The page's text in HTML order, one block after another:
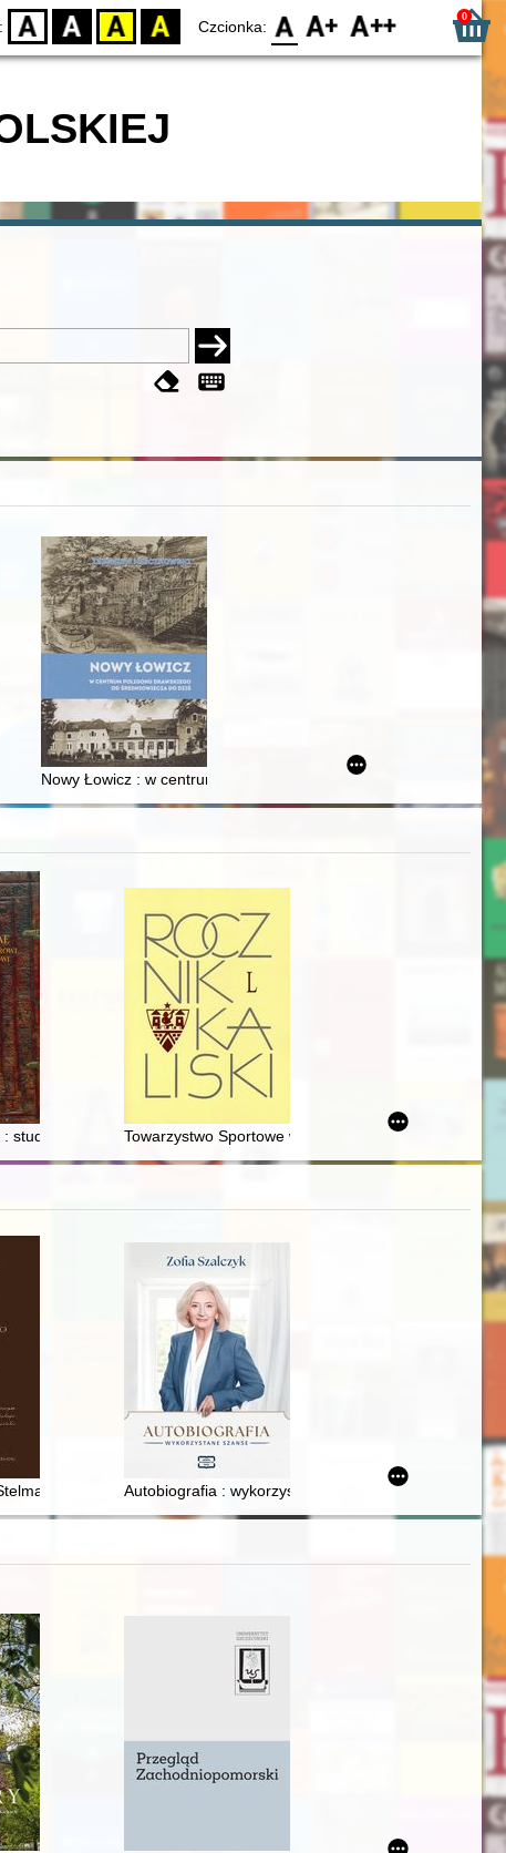
D BW YB BY Czcionka: F0 F1 F2 0
finansowy i towarzyski lokalnego mieszczaństwa w 2. poł. XIX w
Nowy Łowicz : w centrum poligonu drawskiego od średniowiecza
studia ofiarowane profesorowi Wojciechowi Mrozowiczowi w
Towarzystwo Sportowe w Kaliszu
w szkołach ponadpodstawowych (licea i technika)
Macieja z Miechowa
w służbie Polonii i Polaków z zagranicy
Autobiografia : wykorzystane szanse